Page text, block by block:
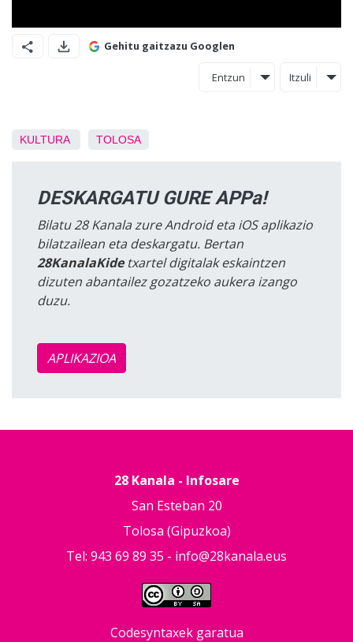
Gehitu gaitzazu Googlen
Entzun Itzuli
KULTURA TOLOSA
DESKARGATU GURE APPa!
Bilatu 28 Kanala zure Android eta iOS aplikazio
bilatzailean eta deskargatu. Bertan
28KanalaKidetxartel digitalak eskaintzen
dizuten abantailez gozatzeko aukera izango
duzu.
APLIKAZIOA
28 Kanala - Infosare
San Esteban 20
Tolosa (Gipuzkoa)
Tel: 943 69 89 35 - info@28kanala.eus
Codesyntaxek garatua